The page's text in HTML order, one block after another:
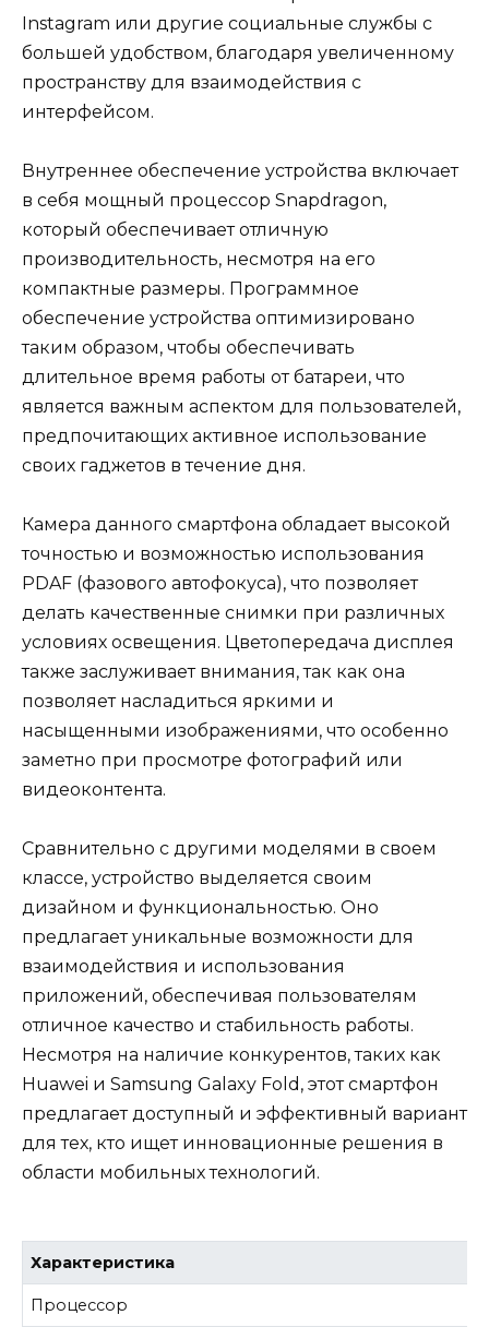
Instagram или другие социальные службы с
большей удобством, благодаря увеличенному
пространству для взаимодействия с
интерфейсом.
Внутреннее обеспечение устройства включает
в себя мощный процессор Snapdragon,
который обеспечивает отличную
производительность, несмотря на его
компактные размеры. Программное
обеспечение устройства оптимизировано
таким образом, чтобы обеспечивать
длительное время работы от батареи, что
является важным аспектом для пользователей,
предпочитающих активное использование
своих гаджетов в течение дня.
Камера данного смартфона обладает высокой
точностью и возможностью использования
PDAF (фазового автофокуса), что позволяет
делать качественные снимки при различных
условиях освещения. Цветопередача дисплея
также заслуживает внимания, так как она
позволяет насладиться яркими и
насыщенными изображениями, что особенно
заметно при просмотре фотографий или
видеоконтента.
Сравнительно с другими моделями в своем
классе, устройство выделяется своим
дизайном и функциональностью. Оно
предлагает уникальные возможности для
взаимодействия и использования
приложений, обеспечивая пользователям
отличное качество и стабильность работы.
Несмотря на наличие конкурентов, таких как
Huawei и Samsung Galaxy Fold, этот смартфон
предлагает доступный и эффективный вариант
для тех, кто ищет инновационные решения в
области мобильных технологий.
Характеристика
Процессор